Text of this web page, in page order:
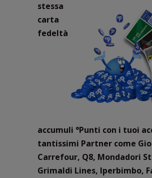
stessa
carta
fedeltà
accumuli °Punti con i tuoi
tantissimi Partner come
Carrefour, Q8, Mondadori
Grimaldi Lines, Iperbimbo,